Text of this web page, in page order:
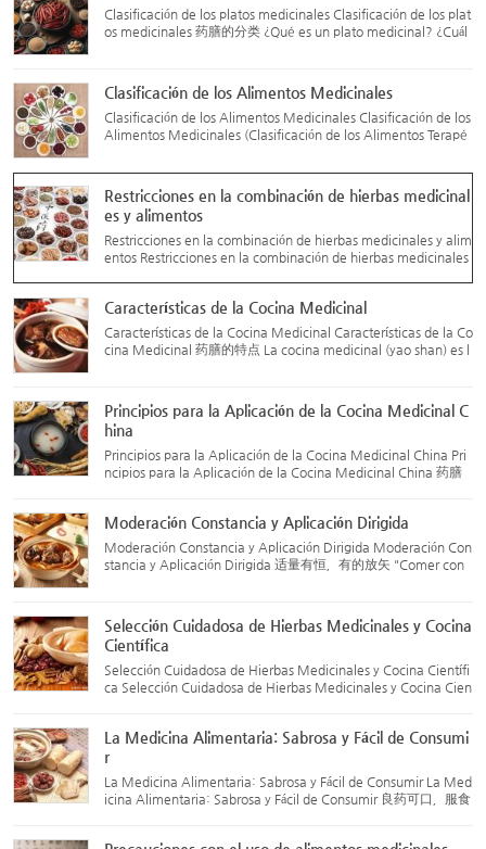
Clasificación de los platos medicinales Clasificación de los plat
os medicinales 药膳的分类 ¿Qué es un plato medicinal? ¿Cuál
Clasificación de los Alimentos Medicinales
Clasificación de los Alimentos Medicinales Clasificación de los
Alimentos Medicinales (Clasificación de los Alimentos Terapé
ente: Asociación China de Investigación sobre Alimentos...
Restricciones en la combinación de hierbas medicinal
es y alimentos
Restricciones en la combinación de hierbas medicinales y alim
entos Restricciones en la combinación de hierbas medicinales
i...
Características de la Cocina Medicinal
Características de la Cocina Medicinal Características de la Co
cina Medicinal 药膳的特点 La cocina medicinal (yao shan) es l
c...
Principios para la Aplicación de la Cocina Medicinal C
hina
Principios para la Aplicación de la Cocina Medicinal China Pri
ncipios para la Aplicación de la Cocina Medicinal China 药膳
Moderación Constancia y Aplicación Dirigida
Moderación Constancia y Aplicación Dirigida Moderación Con
stancia y Aplicación Dirigida 适量有恒，有的放矢 "Comer con
p...
Selección Cuidadosa de Hierbas Medicinales y Cocina
Científica
Selección Cuidadosa de Hierbas Medicinales y Cocina Científi
ca Selección Cuidadosa de Hierbas Medicinales y Cocina Cien
La Medicina Alimentaria: Sabrosa y Fácil de Consumi
r
La Medicina Alimentaria: Sabrosa y Fácil de Consumir La Med
icina Alimentaria: Sabrosa y Fácil de Consumir 良药可口，服食